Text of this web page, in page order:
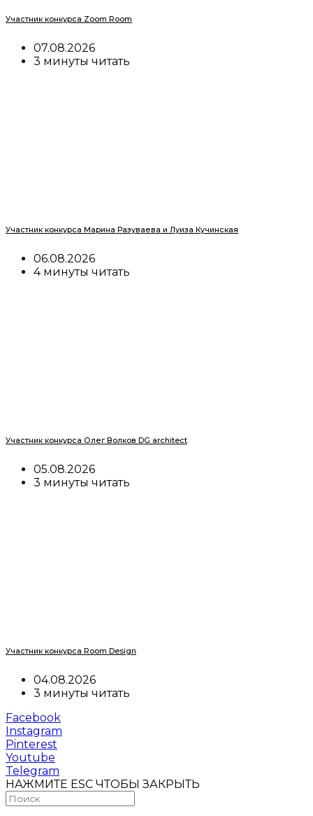
Участник конкурса Zoom Room
07.08.2026
3 минуты читать
Участник конкурса Марина Разуваева и Луиза Кучинская
06.08.2026
4 минуты читать
Участник конкурса Олег Волков DG architect
05.08.2026
3 минуты читать
Участник конкурса Room Design
04.08.2026
3 минуты читать
Facebook
Instagram
Pinterest
Youtube
Telegram
НАЖМИТЕ ESC ЧТОБЫ ЗАКРЫТЬ